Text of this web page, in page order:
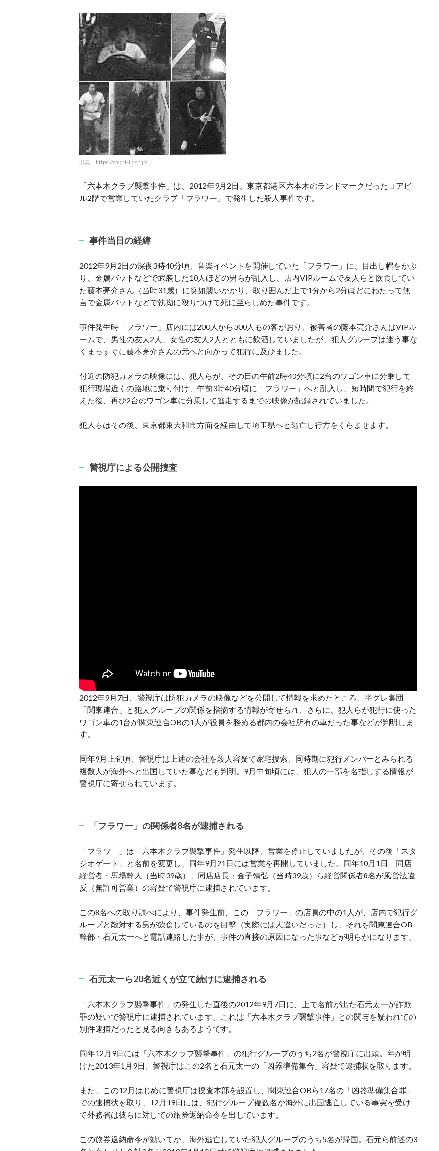
出典：https://smart-flash.jp/
「六本木クラブ襲撃事件」は、2012年9月2日、東京都港区六本木のランドマークだったロアビ
ル2階で営業していたクラブ「フラワー」で発生した殺人事件です。
事件当日の経緯
2012年9月2日の深夜3時40分頃、音楽イベントを開催していた「フラワー」に、目出し帽をかぶ
り、金属バットなどで武装した10人ほどの男らが乱入し、店内VIPルームで友人らと飲食してい
た藤本亮介さん（当時31歳）に突如襲いかかり、取り囲んだ上で1分から2分ほどにわたって無
言で金属バットなどで執拗に殴りつけて死に至らしめた事件です。
事件発生時「フラワー」店内には200人から300人もの客がおり、被害者の藤本亮介さんはVIPル
ームで、男性の友人2人、女性の友人2人とともに飲酒していましたが、犯人グループは迷う事な
くまっすぐに藤本亮介さんの元へと向かって犯行に及びました。
付近の防犯カメラの映像には、犯人らが、その日の午前2時40分頃に2台のワゴン車に分乗して
犯行現場近くの路地に乗り付け、午前3時40分頃に「フラワー」へと乱入し、短時間で犯行を終
えた後、再び2台のワゴン車に分乗して逃走するまでの映像が記録されていました。
犯人らはその後、東京都東大和市方面を経由して埼玉県へと逃亡し行方をくらませます。
警視庁による公開捜査
2012年9月7日、警視庁は防犯カメラの映像などを公開して情報を求めたところ、半グレ集団
「関東連合」と犯人グループの関係を指摘する情報が寄せられ、さらに、犯人らが犯行に使った
ワゴン車の1台が関東連合OBの1人が役員を務める都内の会社所有の車だった事などが判明しま
す。
同年9月上旬頃、警視庁は上述の会社を殺人容疑で家宅捜索、同時期に犯行メンバーとみられる
複数人が海外へと出国していた事なども判明。9月中旬頃には、犯人の一部を名指しする情報が
警視庁に寄せられています。
「フラワー」の関係者8名が逮捕される
「フラワー」は「六本木クラブ襲撃事件」発生以降、営業を停止していましたが、その後「スタ
ジオゲート」と名前を変更し、同年9月21日には営業を再開していました。同年10月1日、同店
経営者・馬場幹人（当時39歳）、同店店長・金子靖弘（当時39歳）ら経営関係者8名が風営法違
反（無許可営業）の容疑で警視庁に逮捕されています。
この8名への取り調べにより、事件発生前、この「フラワー」の店員の中の1人が、店内で犯行グ
ループと敵対する男が飲食しているのを目撃（実際には人違いだった）し、それを関東連合OB
幹部・石元太一へと電話連絡した事が、事件の直接の原因になった事などが明らかになります。
石元太一ら20名近くが立て続けに逮捕される
「六本木クラブ襲撃事件」の発生した直後の2012年9月7日に、上で名前が出た石元太一が詐欺
罪の疑いで警視庁に逮捕されています。これは「六本木クラブ襲撃事件」との関与を疑われての
別件逮捕だったと見る向きもあるようです。
同年12月9日には「六本木クラブ襲撃事件」の犯行グループのうち2名が警視庁に出頭。年が明
けた2013年1月9日、警視庁はこの2名と石元太一の「凶器準備集合」容疑で逮捕状を取ります。
また、この12月はじめに警視庁は捜査本部を設置し、関東連合OBら17名の「凶器準備集合罪」
での逮捕状を取り、12月19日には、犯行グループ複数名が海外に出国逃亡している事実を受け
て外務省は彼らに対しての旅券返納命令を出しています。
この旅券返納命令が効いてか、海外逃亡していた犯人グループのうち5名が帰国。石元ら前述の3